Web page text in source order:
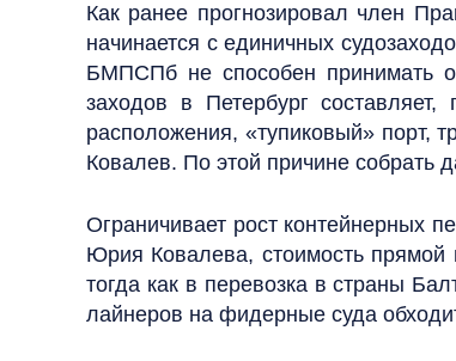
Как ранее прогнозировал член
начинается с единичных
БМПСПб не способен принимать
заходов в Петербург
расположения, «тупиковый» порт,
Ковалев. По этой причине собрать
Ограничивает рост контейнерных
Юрия Ковалева, стоимость прямой
тогда как в перевозка в страны
лайнеров на фидерные суда